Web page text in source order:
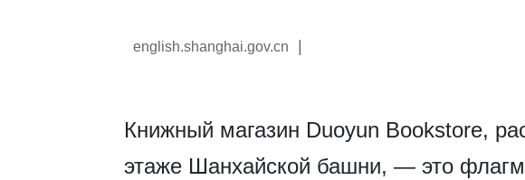
english.shanghai.gov.cn
Книжный магазин Duoyun Bookstore,
этаже Шанхайской башни, — это